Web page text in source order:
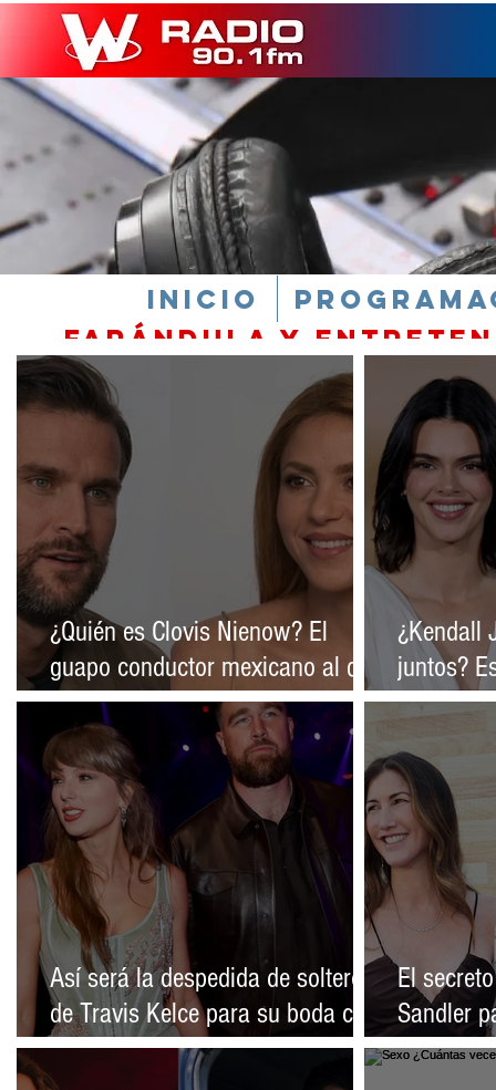
INICIO
farándula y
¿Quién es Clovis Nienow? El
guapo conductor mexicano al que
vinculan sentimentalmente con
Shakira
¿Kendall
juntos?
presunto
Así será la despedida de soltero
de Travis Kelce para su boda con
Taylor Swift
El
Sandler